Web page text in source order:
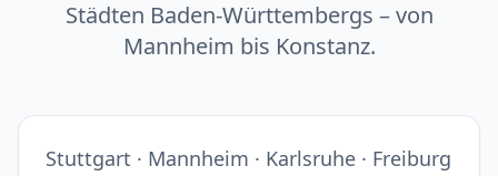
Städten Baden-Württembergs – von
Mannheim bis Konstanz.
Stuttgart · Mannheim · Karlsruhe · Freiburg